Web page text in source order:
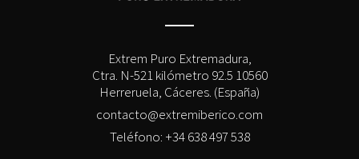
Extrem Puro Extremadura,
Ctra. N-521 kilómetro 92.5 10560
Herreruela, Cáceres. (España)
contacto@extremiberico.com
Teléfono: +34 638 497 538